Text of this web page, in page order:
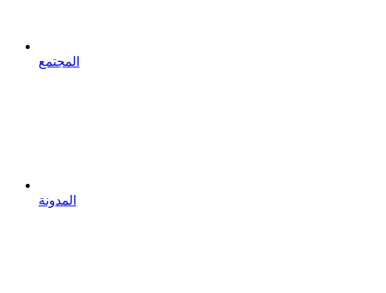
المجتمع
المدونة